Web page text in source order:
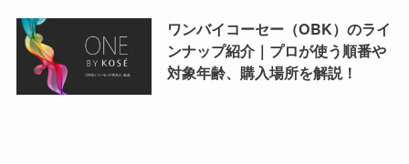
ワンバイコーセー（OBK）のライ
ンナップ紹介｜プロが使う順番や
対象年齢、購入場所を解説！